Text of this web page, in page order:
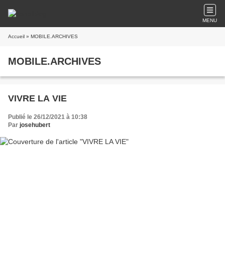
MENU
Accueil » MOBILE.ARCHIVES
MOBILE.ARCHIVES
VIVRE LA VIE
Publié le 26/12/2021 à 10:38
Par josehubert